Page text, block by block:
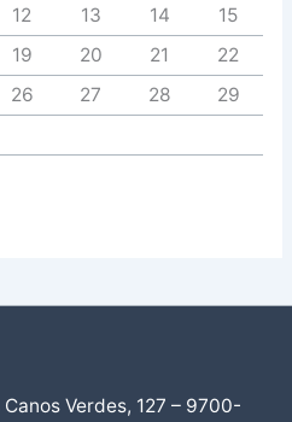
12 13 14
15
19 20 21
22
26 27 28
29
Verdes, 127 – 9700-